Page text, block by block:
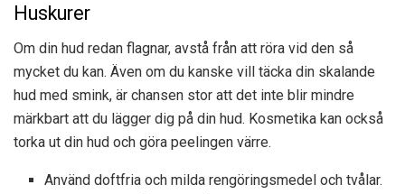
Huskurer
Om din hud redan flagnar, avstå från att röra vid den så
mycket du kan. Även om du kanske vill täcka din skalande
hud med smink, är chansen stor att det inte blir mindre
märkbart att du lägger dig på din hud. Kosmetika kan också
torka ut din hud och göra peelingen värre.
Använd doftfria och milda rengöringsmedel och tvålar.